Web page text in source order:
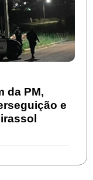
da PM,
e